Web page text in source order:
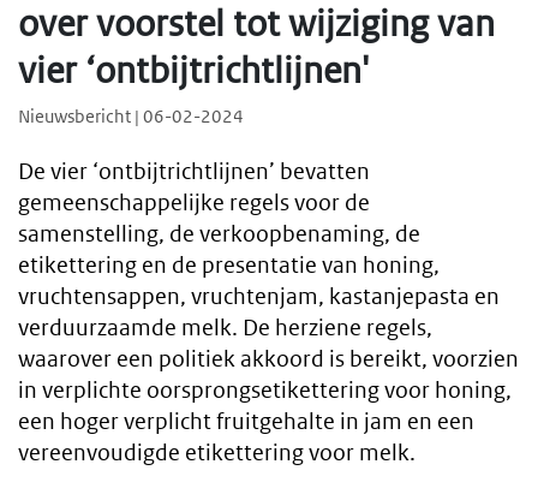
over voorstel tot wijziging van
vier ‘ontbijtrichtlijnen'
Nieuwsbericht | 06-02-2024
De vier ‘ontbijtrichtlijnen’ bevatten
gemeenschappelijke regels voor de
samenstelling, de verkoopbenaming, de
etikettering en de presentatie van honing,
vruchtensappen, vruchtenjam, kastanjepasta en
verduurzaamde melk. De herziene regels,
waarover een politiek akkoord is bereikt, voorzien
in verplichte oorsprongsetikettering voor honing,
een hoger verplicht fruitgehalte in jam en een
vereenvoudigde etikettering voor melk.